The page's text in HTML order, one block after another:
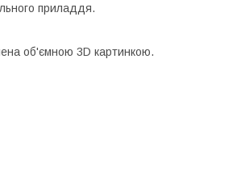
приладдя.
об'ємною 3D картинкою.